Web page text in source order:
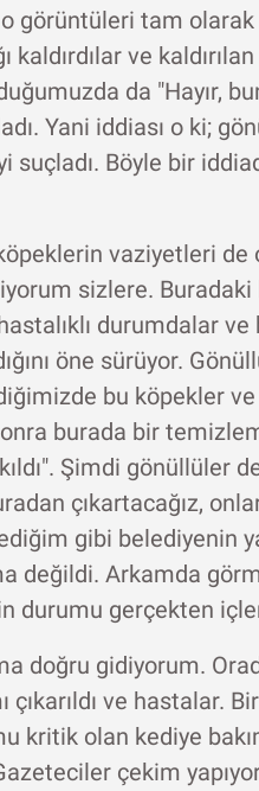
görüntüleri tam
ve
da "Hayır,
Yani iddiası o ki;
suçladı. Böyle bir
vaziyetleri
sizlere.
durumdalar ve
öne sürüyor.
bu köpekler
burada bir
Şimdi gönüllüler
çıkartacağız,
gibi belediyenin
değildi. Arkamda
durumu gerçekten içler
doğru gidiyorum.
çıkarıldı ve hastalar.
kritik olan kediye
çekim